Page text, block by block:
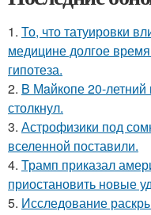
1. То, что татуировки
медицине долгое
гипотеза.
2. B Мaйкопе 20-летний
столкнул.
3. Астрофизики под
вселенной поставили.
4. Трамп приказал
приостановить новые
5. Исследование